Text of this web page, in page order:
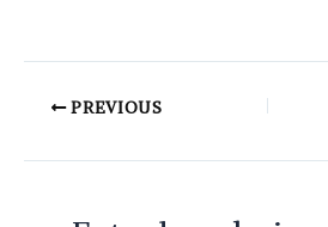
PREVIOUS